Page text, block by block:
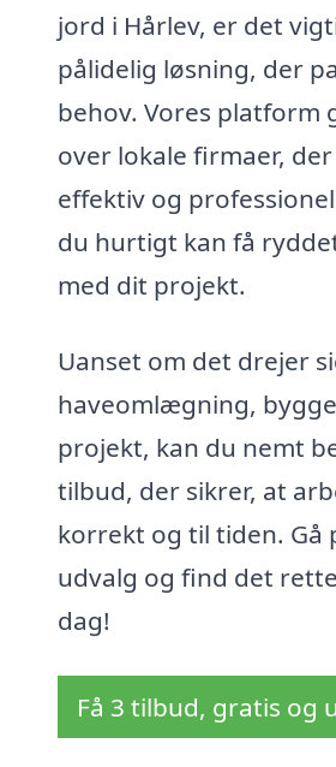
jord i Hårlev, er det
pålidelig løsning, der
behov. Vores platform
over lokale firmaer,
effektiv og
du hurtigt kan få
med dit projekt.
Uanset om det drejer
haveomlægning,
projekt, kan du nemt
tilbud, der sikrer, at
korrekt og til tiden. Gå
udvalg og find det
dag!
Få 3 tilbud, gratis og